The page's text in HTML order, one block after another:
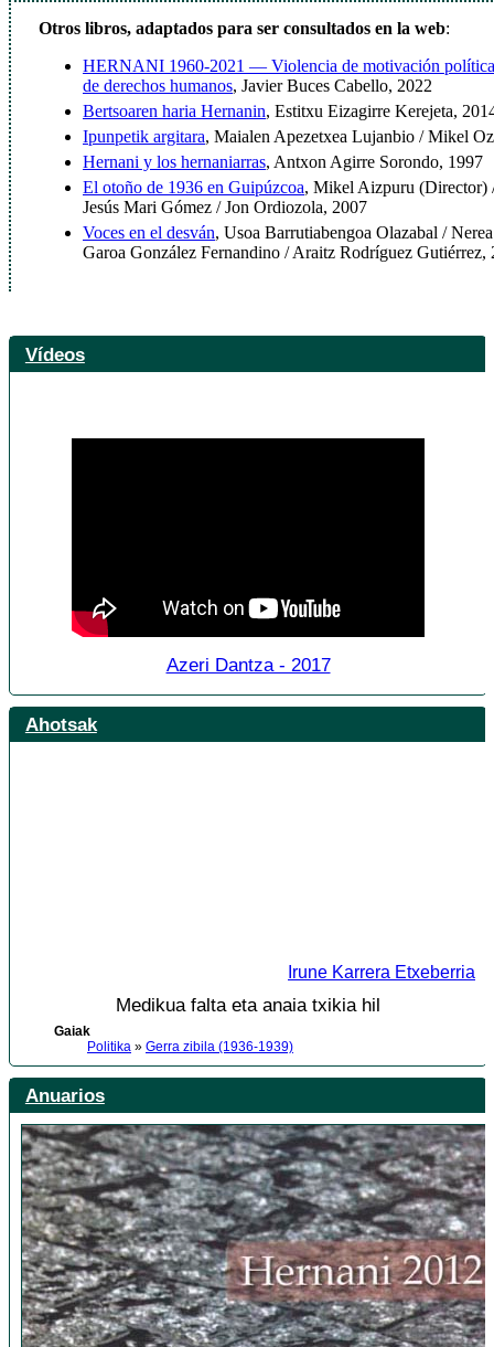
Otros libros, adaptados para ser consultados en la web:
HERNANI 1960-2021 — Violencia de motivación
de derechos humanos, Javier Buces Cabello, 2022
Bertsoaren haria Hernanin, Estitxu Eizagirre Kerejeta,
Ipunpetik argitara, Maialen Apezetxea Lujanbio / Mikel
Hernani y los hernaniarras, Antxon Agirre Sorondo, 1997
El otoño de 1936 en Guipúzcoa, Mikel Aizpuru (Director)
Jesús Mari Gómez / Jon Ordiozola, 2007
Voces en el desván, Usoa Barrutiabengoa Olazabal /
Garoa González Fernandino / Araitz Rodríguez Gutiérrez,
Vídeos
Azeri Dantza - 2017
Ahotsak
Irune Karrera Etxeberria
Medikua falta eta anaia txikia hil
Gaiak
Politika » Gerra zibila (1936-1939)
Anuarios